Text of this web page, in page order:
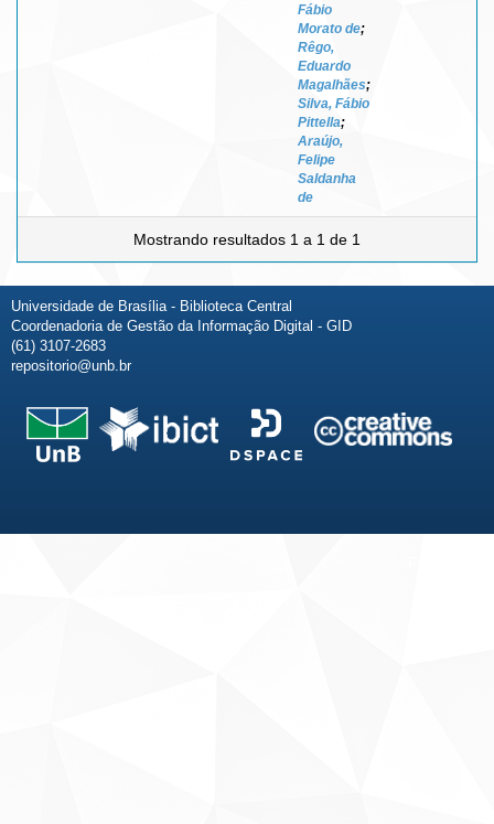
Fábio
Morato de;
Rêgo,
Eduardo
Magalhães;
Silva, Fábio
Pittella;
Araújo,
Felipe
Saldanha
de
Mostrando resultados 1 a 1 de 1
Universidade de Brasília - Biblioteca Central
Coordenadoria de Gestão da Informação Digital - GID
(61) 3107-2683
repositorio@unb.br